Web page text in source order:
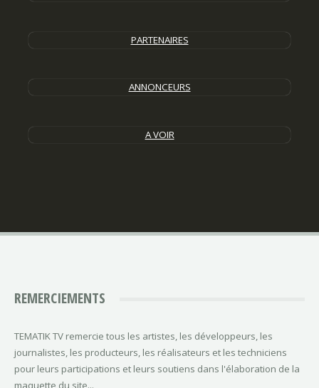
PARTENAIRES
ANNONCEURS
A VOIR
REMERCIEMENTS
TEMATIK TV remercie tous les artistes, les développeurs, les
journalistes, les producteurs, les réalisateurs et les techniciens
pour leurs participations et leurs soutiens dans l'élaboration de la
maquette du site...